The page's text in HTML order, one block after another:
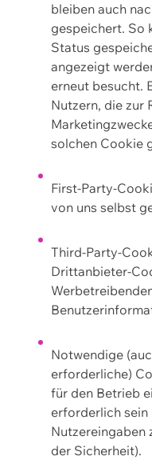
bleiben auch
gespeichert. So
Status
angezeigt
erneut besucht.
Nutzern, die zur
solchen Cookie
First-Party-
von uns selbst
Third-Party-
Drittanbieter-
Notwendige
erforderliche)
für den Betrieb
erforderlich sein
Nutzereingaben
der Sicherheit).